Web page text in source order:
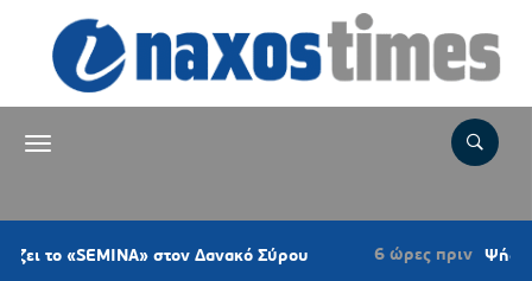
στον Δανακό Σύρου 6 ώρες πριν Ψήφισμα του